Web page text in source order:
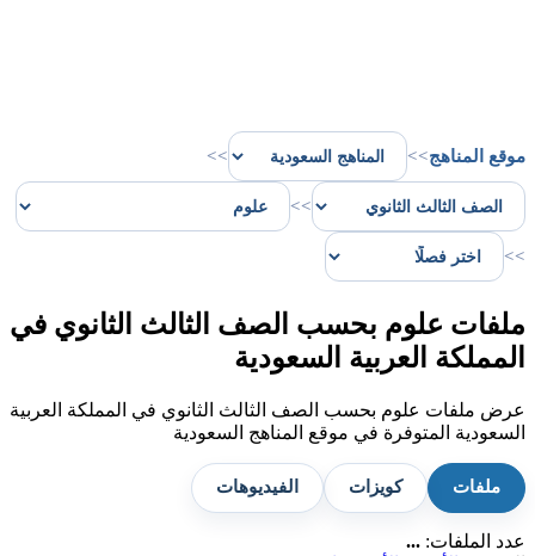
موقع المناهج>>
>>
>>
>>
ملفات علوم بحسب الصف الثالث الثانوي في
المملكة العربية السعودية
عرض ملفات علوم بحسب الصف الثالث الثانوي في المملكة العربية
السعودية المتوفرة في موقع المناهج السعودية
ملفات كويزات الفيديوهات
عدد الملفات: ...